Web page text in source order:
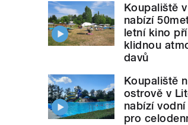
Koupaliště
nabízí
letní kino
klidnou
davů
Koupaliště
ostrově v
nabízí
pro